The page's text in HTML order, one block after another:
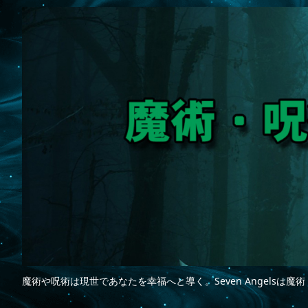
魔術や呪術は現世であなたを幸福へと導く。Seven Angelsは魔